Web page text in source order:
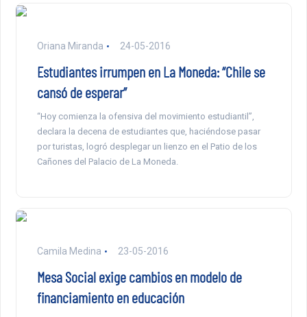
Oriana Miranda 24-05-2016
Estudiantes irrumpen en La Moneda: “Chile se
cansó de esperar”
“Hoy comienza la ofensiva del movimiento estudiantil”,
declara la decena de estudiantes que, haciéndose pasar
por turistas, logró desplegar un lienzo en el Patio de los
Cañones del Palacio de La Moneda.
Camila Medina 23-05-2016
Mesa Social exige cambios en modelo de
financiamiento en educación